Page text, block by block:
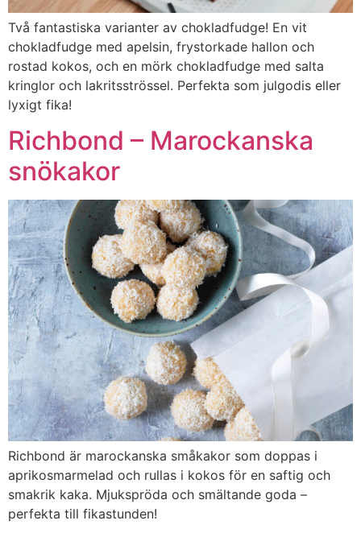
Två fantastiska varianter av chokladfudge! En vit
chokladfudge med apelsin, frystorkade hallon och
rostad kokos, och en mörk chokladfudge med salta
kringlor och lakritsströssel. Perfekta som julgodis eller
lyxigt fika!
Richbond – Marockanska
snökakor
Richbond är marockanska småkakor som doppas i
aprikosmarmelad och rullas i kokos för en saftig och
smakrik kaka. Mjukspröda och smältande goda –
perfekta till fikastunden!